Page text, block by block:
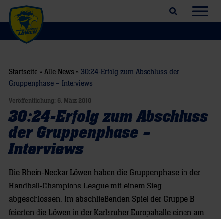
Suchfeld öffnen
Startseite » Alle News » 30:24-Erfolg zum Abschluss der
Gruppenphase – Interviews
Veröffentlichung: 6. März 2010
30:24-Erfolg zum Abschluss
der Gruppenphase –
Interviews
Die Rhein-Neckar Löwen haben die Gruppenphase in der
Handball-Champions League mit einem Sieg
abgeschlossen. Im abschließenden Spiel der Gruppe B
feierten die Löwen in der Karlsruher Europahalle einen am